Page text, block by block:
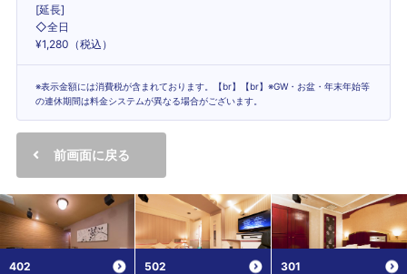
[延長]
◇全日
¥1,280（税込）
※表示金額には消費税が含まれております。【br】【br】※GW・お盆・年末年始等
の連休期間は料金システムが異なる場合がございます。
前画面に戻る
402 502 301